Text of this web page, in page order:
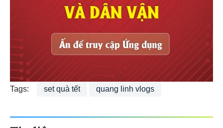
Tags: set quà tết quang linh vlogs